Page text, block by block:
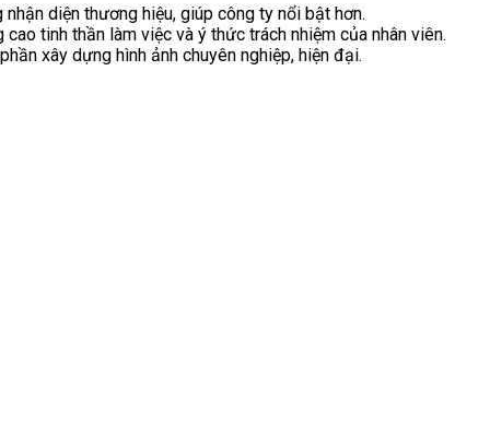
nhận diện thương hiệu, giúp công ty nổi bật hơn.
cao tinh thần làm việc và ý thức trách nhiệm của nhân viên.
xây dựng hình ảnh chuyên nghiệp, hiện đại.